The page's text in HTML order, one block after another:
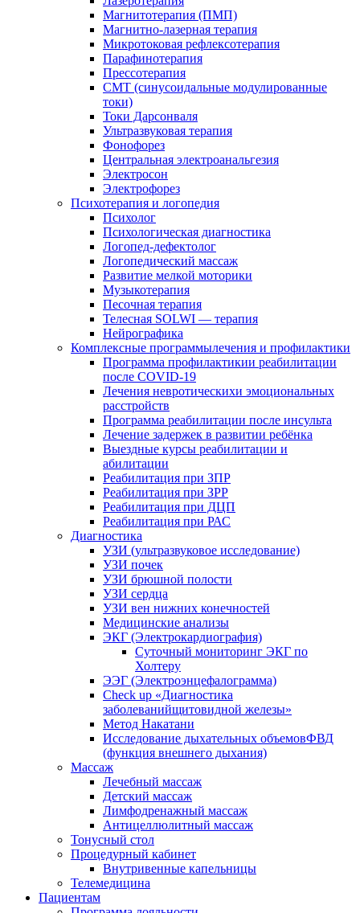
Магнитотерапия (ПМП)
Магнитно-лазерная терапия
Микротоковая рефлексотерапия
Парафинотерапия
Прессотерапия
СМТ (синусоидальные модулированные
токи)
Токи Дарсонваля
Ультразвуковая терапия
Фонофорез
Центральная электроанальгезия
Электросон
Электрофорез
Психотерапия и логопедия
Психолог
Психологическая диагностика
Логопед-дефектолог
Логопедический массаж
Развитие мелкой моторики
Музыкотерапия
Песочная терапия
Телесная SOLWI — терапия
Нейрографика
Комплексные программылечения и профилактики
Программа профилактикии реабилитации
после COVID-19
Лечения невротическихи эмоциональных
расстройств
Программа реабилитации после инсульта
Лечение задержек в развитии ребёнка
Выездные курсы реабилитации и
абилитации
Реабилитация при ЗПР
Реабилитация при ЗРР
Реабилитация при ДЦП
Реабилитация при РАС
Диагностика
УЗИ (ультразвуковое исследование)
УЗИ почек
УЗИ брюшной полости
УЗИ сердца
УЗИ вен нижних конечностей
Медицинские анализы
ЭКГ (Электрокардиография)
Cуточный мониторинг ЭКГ по
Холтеру
ЭЭГ (Электроэнце­фало­грамма)
Check up «Диагностика
заболеванийщитовидной железы»
Метод Накатани
Исследование дыхательных объемовФВД
(функция внешнего дыхания)
Массаж
Лечебный массаж
Детский массаж
Лимфодренажный массаж
Антицеллюлитный массаж
Тонусный стол
Процедурный кабинет
Внутривенные капельницы
Телемедицина
Пациентам